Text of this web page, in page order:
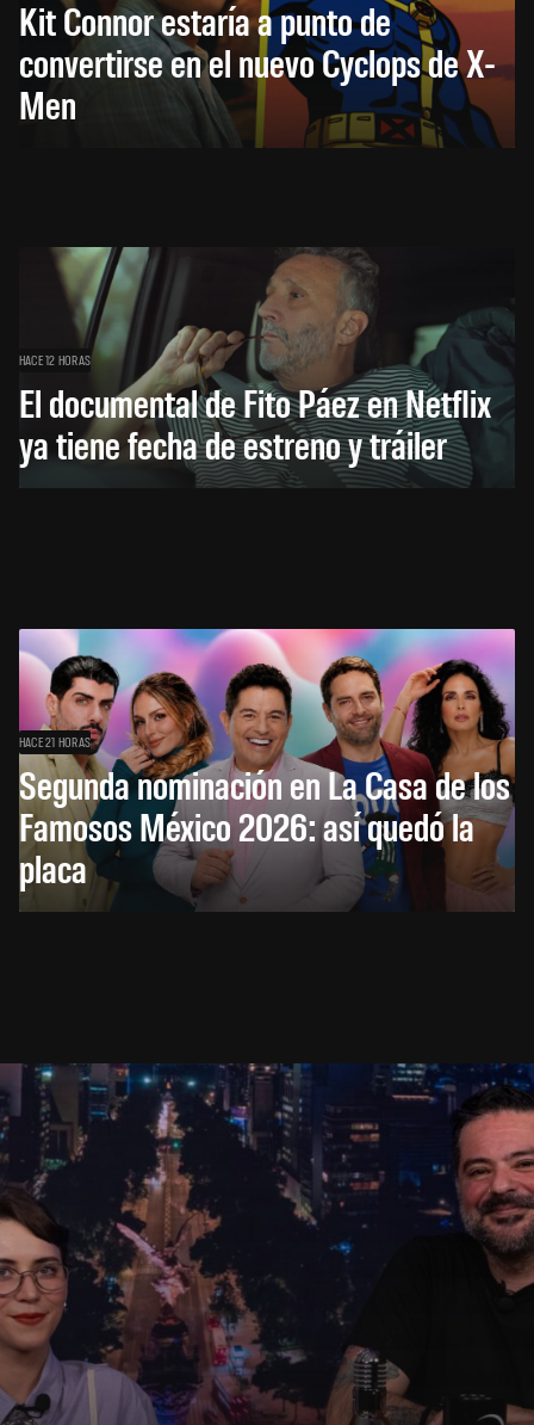
Kit Connor estaría a punto de
convertirse en el nuevo Cyclops de X-
Men
HACE 12 HORAS
El documental de Fito Páez en Netflix
ya tiene fecha de estreno y tráiler
HACE 21 HORAS
Segunda nominación en La Casa de los
Famosos México 2026: así quedó la
placa